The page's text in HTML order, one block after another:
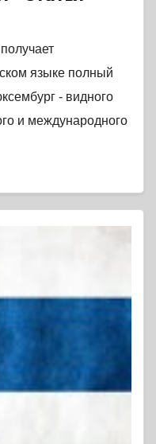
языке полный
- видного
и международного